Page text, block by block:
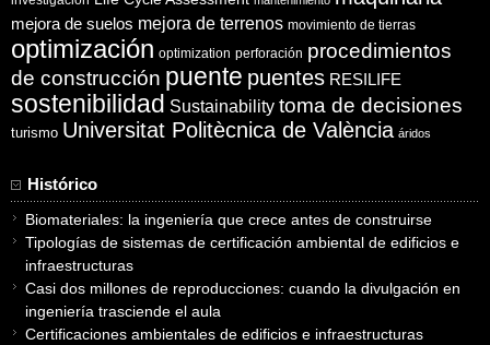
mejora de suelos mejora de terrenos movimiento de tierras
optimización optimization perforación procedimientos
de construcción puente puentes RESILIFE
sostenibilidad Sustainability toma de decisiones
turismo Universitat Politècnica de València áridos
Histórico
Biomateriales: la ingeniería que crece antes de construirse
Tipologías de sistemas de certificación ambiental de edificios e
infraestructuras
Casi dos millones de reproducciones: cuando la divulgación en
ingeniería trasciende el aula
Certificaciones ambientales de edificios e infraestructuras